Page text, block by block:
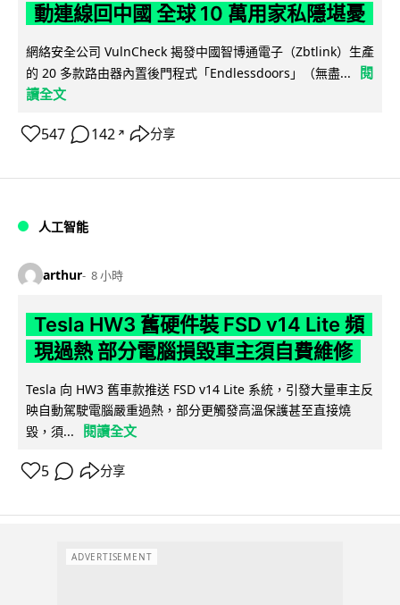
動連線回中國 全球 10 萬用家私隱堪憂
網絡安全公司 VulnCheck 揭發中國智博通電子（Zbtlink）生產
的 20 多款路由器內置後門程式「Endlessdoors」（無盡...
閱
讀全文
547 142 ↗ 分享
人工智能
arthur 8 小時
Tesla HW3 舊硬件裝 FSD v14 Lite 頻
現過熱 部分電腦損毀車主須自費維修
Tesla 向 HW3 舊車款推送 FSD v14 Lite 系統，引發大量車主反
映自動駕駛電腦嚴重過熱，部分更觸發高溫保護甚至直接燒
毀，須...
閱讀全文
5 分享
ADVERTISEMENT